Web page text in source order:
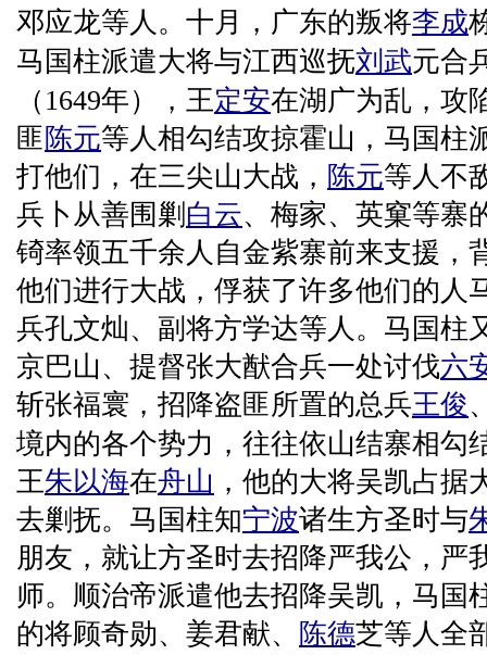
邓应龙等人。十月，广东的叛将李成
马国柱派遣大将与江西巡抚刘武元合
（1649年），王定安在湖广为乱，攻
匪 陈元等人相勾结攻掠霍山，马国柱
打他们，在三尖山大战， 陈元等人不
兵卜从善围剿 白云、梅家、英窠等寨
锜率领五千余人自金紫寨前来支援，
他们进行大战，俘获了许多他们的人
兵孔文灿、副将方学达等人。马国柱
京巴山、提督张大猷合兵一处讨伐六
斩张福寰，招降盗匪所置的总兵王俊
境内的各个势力，往往依山结寨相勾
王朱以海在舟山 ，他的大将吴凯占据
去剿抚。马国柱知宁波诸生方圣时与
朋友，就让方圣时去招降严我公，严
师。顺治帝派遣他去招降吴凯，马国
的将顾奇勋、姜君献、
陈德芝等人全